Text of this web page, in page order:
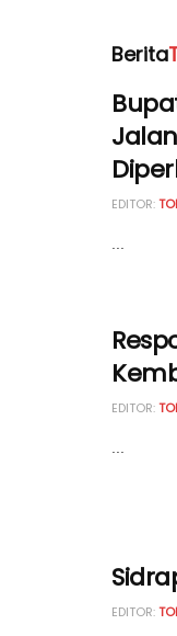
Berita
EDITOR:
EDITOR:
EDITOR: